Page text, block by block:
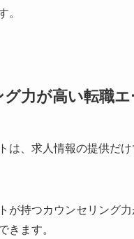
。
力が高い転職
は、求人情報の提供だ
が持つカウンセリング
きます。